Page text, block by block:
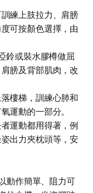
練上肢拉力、肩膀
可按顏色選擇，由
鈴或裝水膠樽做屈
膀及背部肌肉，改
樓梯，訓練心肺和
運動的一部分。
運動都用得著，例
出力夾枕頭等，安
動作簡單、阻力可